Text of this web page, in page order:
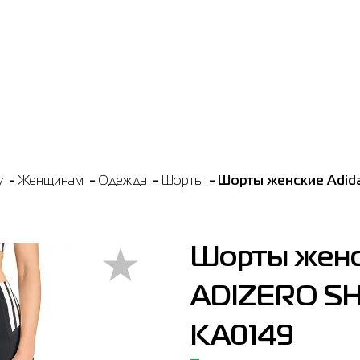
Женщинам Одежда Шорты Шорты женские
Шорты
ADIZERO
KA0149